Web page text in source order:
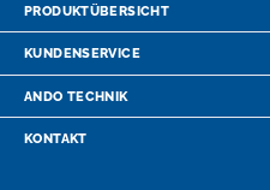
PRODUKTÜBERSICHT
KUNDENSERVICE
ANDO TECHNIK
KONTAKT